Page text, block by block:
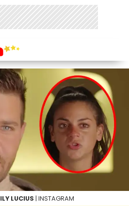
LUCIUS | INSTAGRAM